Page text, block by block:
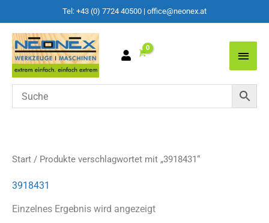
Tel: +43 (0) 7724 40500 | office@neonex.at
Main
Start / Produkte verschlagwortet mit „3918431“
3918431
Einzelnes Ergebnis wird angezeigt